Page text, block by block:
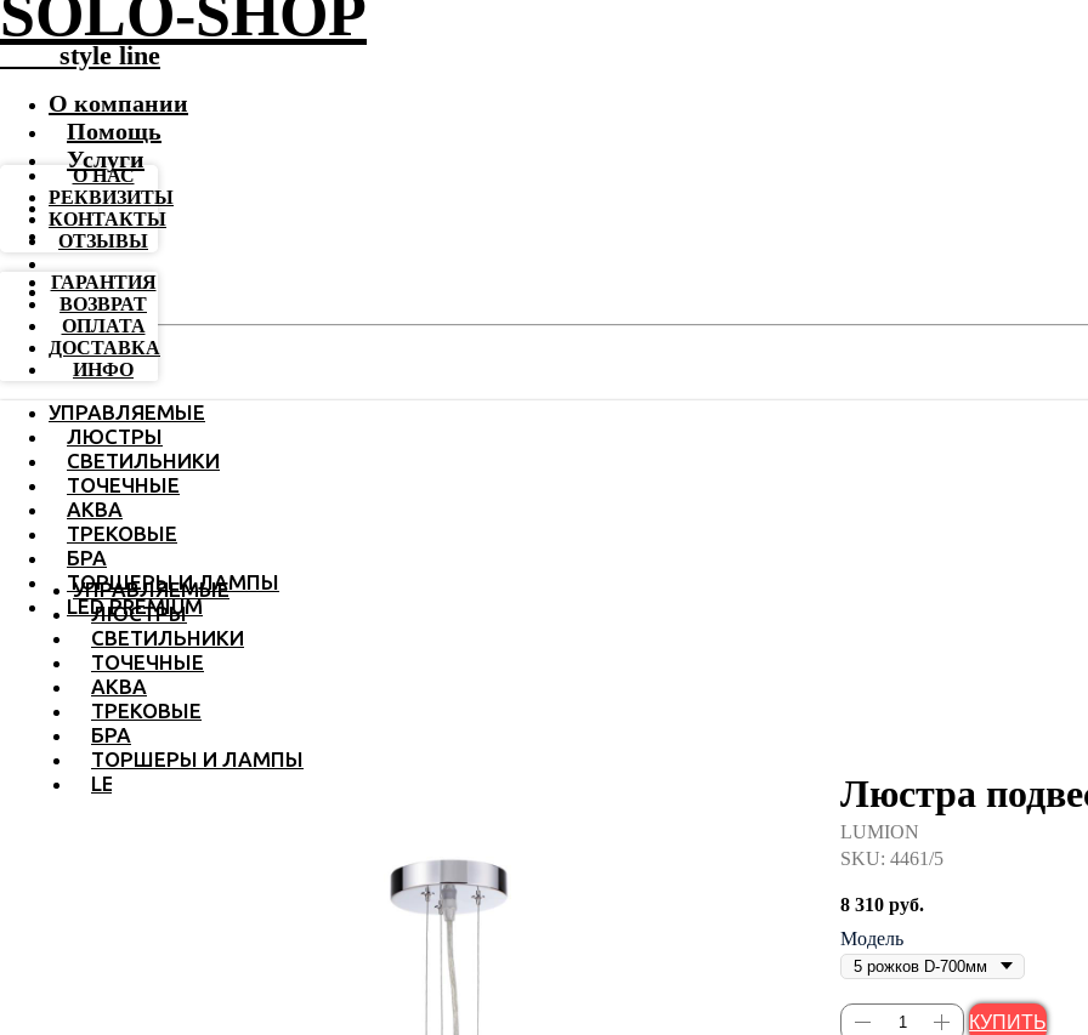
SOLO-SHOP
-------style line
О компании
Помощь
Услуги
О НАС
РЕКВИЗИТЫ
КОНТАКТЫ
ОТЗЫВЫ
ГАРАНТИЯ
ВОЗВРАТ
ОПЛАТА
ДОСТАВКА
ИНФО
УПРАВЛЯЕМЫЕ
ЛЮСТРЫ
СВЕТИЛЬНИКИ
ТОЧЕЧНЫЕ
АКВА
ТРЕКОВЫЕ
БРА
ТОРШЕРЫ И ЛАМПЫ
LED PREMIUM
УПРАВЛЯЕМЫЕ
ЛЮСТРЫ
СВЕТИЛЬНИКИ
ТОЧЕЧНЫЕ
АКВА
ТРЕКОВЫЕ
БРА
ТОРШЕРЫ И ЛАМПЫ
LED PREMIUM
Люстра
LUMION
SKU: 4461/5
8 310 руб.
Модель
КУПИТЬ